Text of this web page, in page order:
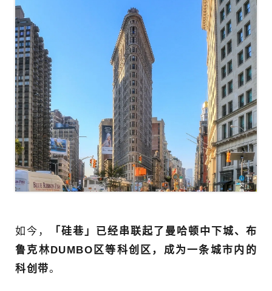
如今，
「硅巷」已经串联起了曼哈顿中下城、布
鲁克林DUMBO区等科创区，成为一条城市内的
科创带。